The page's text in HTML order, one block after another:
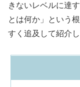
きないレベルに達
とは何か」という
すく追及して紹介し